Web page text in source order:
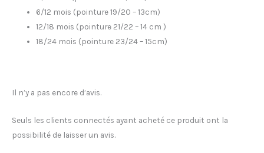
6/12 mois (pointure 19/20 – 13cm)
12/18 mois (pointure 21/22 – 14 cm )
18/24 mois (pointure 23/24 – 15cm)
Il n’y a pas encore d’avis.
Seuls les clients connectés ayant acheté ce produit ont la
possibilité de laisser un avis.